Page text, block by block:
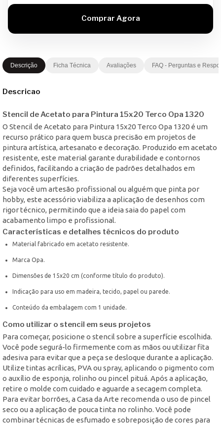
Descrição Ficha Técnica Avaliações FAQ - Perguntas e
Descricao
Stencil de Acetato para Pintura 15x20 Terco Opa 1320
O Stencil de Acetato para Pintura 15x20 Terco Opa 1320 é um
recurso prático para quem busca precisão em projetos de
pintura artística, artesanato e decoração. Produzido em acetato
resistente, este material garante durabilidade e contornos
definidos, facilitando a criação de padrões detalhados em
diferentes superfícies.
Seja você um artesão profissional ou alguém que pinta por
hobby, este acessório viabiliza a aplicação de desenhos com
rigor técnico, permitindo que a ideia saia do papel com
acabamento limpo e profissional.
Características e detalhes técnicos do produto
Material fabricado em acetato resistente.
Marca Opa.
Dimensões de 15x20 cm (conforme título do produto).
Indicação para uso em madeira, tecido, papel ou parede.
Conteúdo da embalagem com 1 unidade.
Como utilizar o stencil em seus projetos
Para começar, posicione o stencil sobre a superfície escolhida.
Você pode segurá-lo firmemente com as mãos ou utilizar fita
adesiva para evitar que a peça se desloque durante a aplicação.
Utilize tintas acrílicas, PVA ou spray, aplicando o pigmento com
o auxílio de esponja, rolinho ou pincel pituá. Após a aplicação,
retire o molde com cuidado e aguarde a secagem completa.
Para evitar borrões, a Casa da Arte recomenda o uso de pincel
seco ou a aplicação de pouca tinta no rolinho. Você pode
combinar técnicas de esfumado e sobreposição de cores para